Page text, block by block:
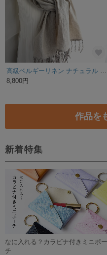
8,800円
作品を
新着特集
なに入れる？カラビナ付きミニポー
チ